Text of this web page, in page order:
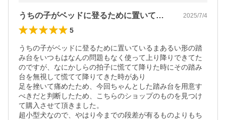
うちの子がベッドに登るために置いている… 2025/7/4
5
うちの子がベッドに登るために置いているまあるい形の踏
み台をいつもはなんの問題もなく使って上り降りできてた
のですが、なにかしらの拍子に慌てて降りた時にその踏み
台を無視して慌てて降りてきた時があり
足を挫いて痛めたため、今回ちゃんとした踏み台を用意す
べきだと判断したため、こちらのショップのものを見つけ
て購入させて頂きました。
超小型犬なので、やはり今までの段差が有るものよりもち